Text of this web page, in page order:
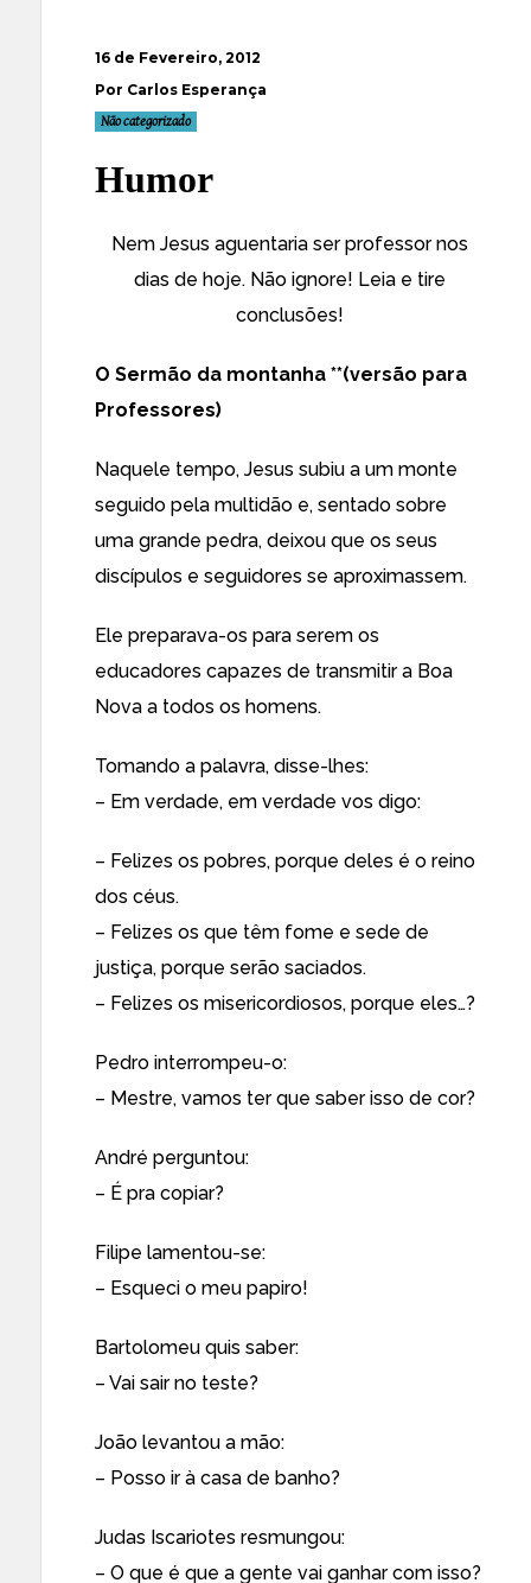
16 de Fevereiro, 2012
Por Carlos Esperança
Não categorizado
Humor
Nem Jesus aguentaria ser professor nos
dias de hoje. Não ignore! Leia e tire
conclusões!
O Sermão da montanha **(versão para
Professores)
Naquele tempo, Jesus subiu a um monte
seguido pela multidão e, sentado sobre
uma grande pedra, deixou que os seus
discípulos e seguidores se aproximassem.
Ele preparava-os para serem os
educadores capazes de transmitir a Boa
Nova a todos os homens.
Tomando a palavra, disse-lhes:
– Em verdade, em verdade vos digo:
– Felizes os pobres, porque deles é o reino
dos céus.
– Felizes os que têm fome e sede de
justiça, porque serão saciados.
– Felizes os misericordiosos, porque eles…?
Pedro interrompeu-o:
– Mestre, vamos ter que saber isso de cor?
André perguntou:
– É pra copiar?
Filipe lamentou-se:
– Esqueci o meu papiro!
Bartolomeu quis saber:
– Vai sair no teste?
João levantou a mão:
– Posso ir à casa de banho?
Judas Iscariotes resmungou:
– O que é que a gente vai ganhar com isso?